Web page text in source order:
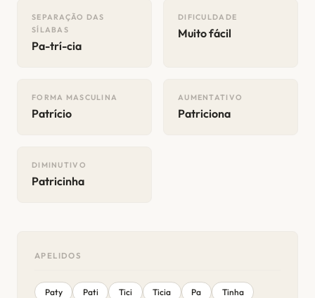
SEPARAÇÃO DAS
SÍLABAS
Pa-trí-cia
DIFICULDADE
Muito fácil
FORMA MASCULINA
Patrício
AUMENTATIVO
Patriciona
DIMINUTIVO
Patricinha
APELIDOS
Paty Pati Tici Ticia Pa Tinha